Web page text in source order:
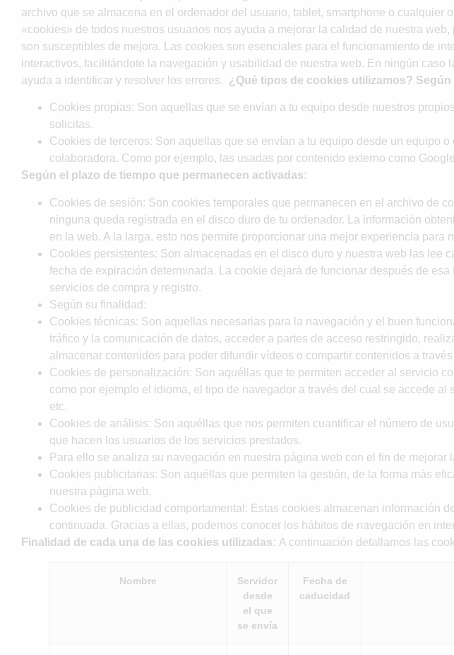
archivo que se almacena en el ordenador del usuario, tablet, smartphone o
«cookies» de todos nuestros usuarios nos ayuda a mejorar la calidad de nuestra
son susceptibles de mejora. Las cookies son esenciales para el funcionamiento de
interactivos, facilitándote la navegación y usabilidad de nuestra web. En ningún
ayuda a identificar y resolver los errores. ¿Qué tipos de cookies utilizamos? Según
Cookies propias: Son aquellas que se envían a tu equipo desde nuestros
solicitas.
Cookies de terceros: Son aquellas que se envían a tu equipo desde un equipo
colaboradora. Como por ejemplo, las usadas por contenido externo como
Según el plazo de tiempo que permanecen activadas:
Cookies de sesión: Son cookies temporales que permanecen en el archivo de
ninguna queda registrada en el disco duro de tu ordenador. La información
en la web. A la larga, esto nos permite proporcionar una mejor experiencia para
Cookies persistentes: Son almacenadas en el disco duro y nuestra web las lee
fecha de expiración determinada. La cookie dejará de funcionar después de
servicios de compra y registro.
Según su finalidad:
Cookies técnicas: Son aquellas necesarias para la navegación y el buen
tráfico y la comunicación de datos, acceder a partes de acceso restringido,
almacenar contenidos para poder difundir vídeos o compartir contenidos a
Cookies de personalización: Son aquéllas que te permiten acceder al servicio
como por ejemplo el idioma, el tipo de navegador a través del cual se accede
etc.
Cookies de análisis: Son aquéllas que nos permiten cuantificar el número de
que hacen los usuarios de los servicios prestados.
Para ello se analiza su navegación en nuestra página web con el fin de mejorar
Cookies publicitarias: Son aquéllas que permiten la gestión, de la forma más
nuestra página web.
Cookies de publicidad comportamental: Estas cookies almacenan información
continuada. Gracias a ellas, podemos conocer los hábitos de navegación en
Finalidad de cada una de las cookies utilizadas: A continuación detallamos las
Nombre
Servidor
desde
el que
se envía
Fecha de
caducidad